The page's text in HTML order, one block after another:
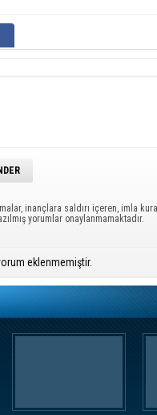
inançlara saldırı içeren, imla
yorumlar onaylanmamaktadır.
eklenmemiştir.